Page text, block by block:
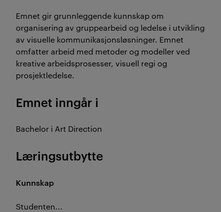
Emnet gir grunnleggende kunnskap om
organisering av gruppearbeid og ledelse i utvikling
av visuelle kommunikasjonsløsninger. Emnet
omfatter arbeid med metoder og modeller ved
kreative arbeidsprosesser, visuell regi og
prosjektledelse.
Emnet inngår i
Bachelor i Art Direction
Læringsutbytte
Kunnskap
Studenten...